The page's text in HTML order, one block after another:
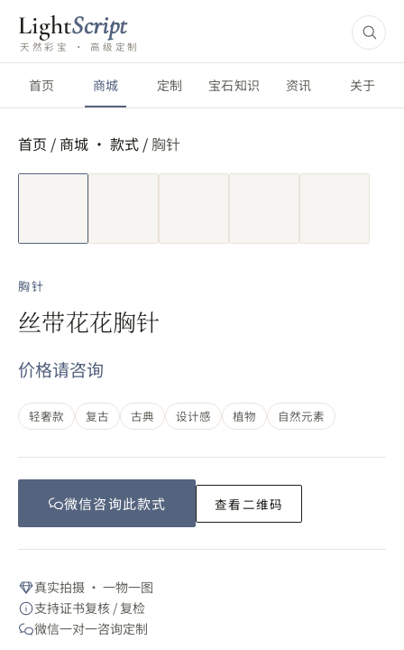
LightScript
天然彩宝 · 高级定制
首页 商城 定制 宝石知识 资讯 关于
首页 / 商城 · 款式 / 胸针
短视频
胸针
丝带花花胸针
价格请咨询
轻奢款 复古 古典 设计感 植物 自然元素
微信咨询此款式 查看二维码
真实拍摄 · 一物一图
支持证书复核 / 复检
微信一对一咨询定制